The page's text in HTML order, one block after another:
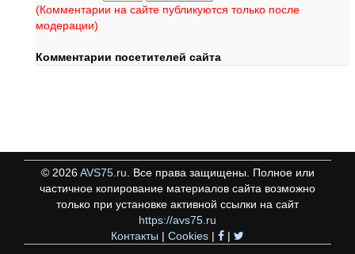
(Комментарии на сайте публикуются только после
модерации)
Комментарии посетителей сайта
© 2026 AVS75.ru. Все права защищены. Полное или
частичное копирование материалов сайта возможно
только при установке активной ссылки на сайт
https://avs75.ru
Контакты | Cookies | |